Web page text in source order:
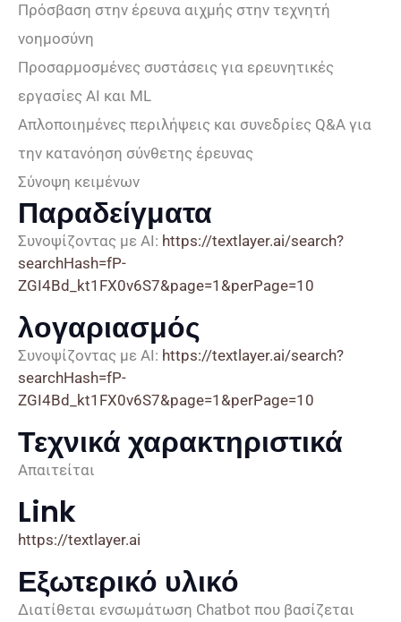
Πρόσβαση στην έρευνα αιχμής στην τεχνητή
νοημοσύνη
Προσαρμοσμένες συστάσεις για ερευνητικές
εργασίες AI και ML
Απλοποιημένες περιλήψεις και συνεδρίες Q&A για
την κατανόηση σύνθετης έρευνας
Σύνοψη κειμένων
Παραδείγματα
Συνοψίζοντας με AI: https://textlayer.ai/search?
searchHash=fP-
ZGI4Bd_kt1FX0v6S7&page=1&perPage=10
λογαριασμός
Συνοψίζοντας με AI: https://textlayer.ai/search?
searchHash=fP-
ZGI4Bd_kt1FX0v6S7&page=1&perPage=10
Τεχνικά χαρακτηριστικά
Απαιτείται
Link
https://textlayer.ai
Εξωτερικό υλικό
Διατίθεται ενσωμάτωση Chatbot που βασίζεται